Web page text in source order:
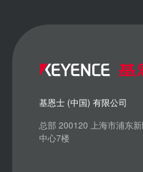
基恩士 (中国) 有限公司
总部 200120 上海市浦东
中心7楼